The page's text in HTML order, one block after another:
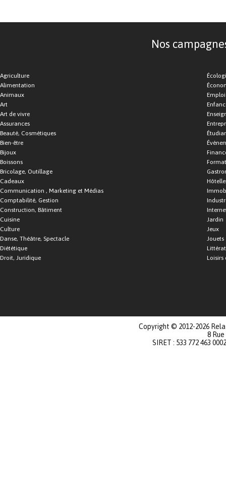
Nos
Agriculture
Alimentation
Animaux
Art
Art de vivre
Assurances
Beauté, Cosmétiques
Bien-être
Bijoux
Boissons
Bricolage, Outillage
Cadeaux
Communication , Marketing et Médias
Comptabilité, Gestion
Construction, Bâtiment
Cuisine
Culture
Danse, Théâtre, Spectacle
Diététique
Droit, Juridique
Emploi
Jardin
Jeux
Jouets
Loisirs
Copyright © 2012-2026
8
SIRET : 533 772 463